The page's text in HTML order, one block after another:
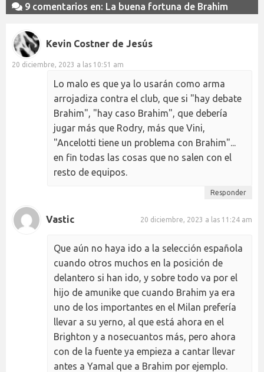
9 comentarios en: La buena fortuna de Brahim
Kevin Costner de Jesús
20 diciembre, 2023 a las 10:51 am
Lo malo es que ya lo usarán como arma
arrojadiza contra el club, que si "hay debate
Brahim", "hay caso Brahim", que debería
jugar más que Rodry, más que Vini,
"Ancelotti tiene un problema con Brahim"...
en fin todas las cosas que no salen con el
resto de equipos.
Responder
Vastic 20 diciembre, 2023 a las 11:24 am
Que aún no haya ido a la selección española
cuando otros muchos en la posición de
delantero si han ido, y sobre todo va por el
hijo de amunike que cuando Brahim ya era
uno de los importantes en el Milan prefería
llevar a su yerno, al que está ahora en el
Brighton y a nosecuantos más, pero ahora
con de la fuente ya empieza a cantar llevar
antes a Yamal que a Brahim por ejemplo.